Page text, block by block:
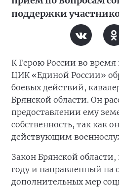
поддержки
К Герою России во
ЦИК «Единой России»
боевых действий,
Брянской области. Он
предоставлении ему
собственность, так как
действующим
Закон Брянской
году и направленный на
дополнительных мер